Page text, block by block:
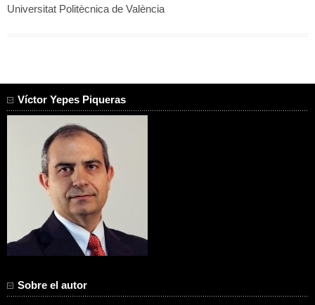
Universitat Politècnica de València
Víctor Yepes Piqueras
Sobre el autor